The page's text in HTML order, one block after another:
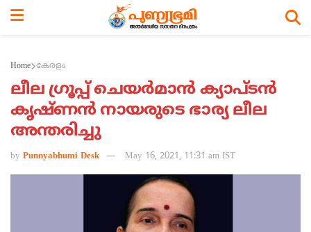
Home കേരളം
ലീല ഗ്രൂപ്പ് ചെയര്‍മാന്‍ ക്യാപ്ടന്‍
കൃഷ്ണന്‍ നായരുടെ ഭാര്യ ലീല
അന്തരിച്ചു
by Punnyabhumi Desk May 16, 2021, 11:31 am IST